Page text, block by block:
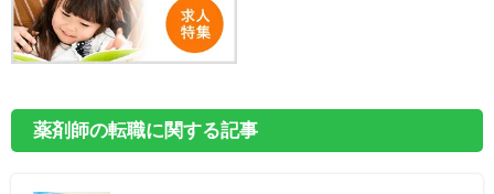
薬剤師の転職に関する記事